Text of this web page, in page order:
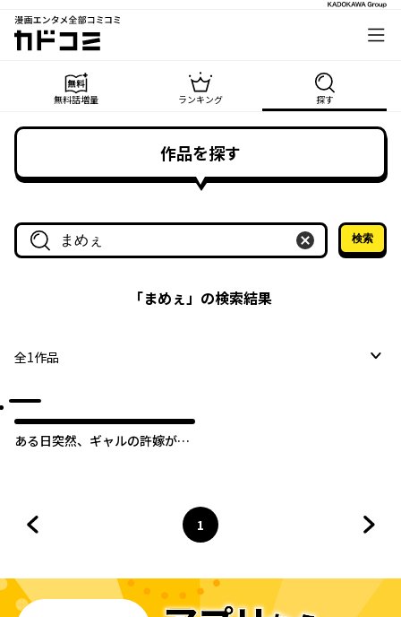
漫画エンタメ全部コミコミ
カドコミ
無料話増量 ランキング 探す
作品を探す
作品名・作家名で探す
検索
「まめぇ」の検索結果
全1作品
ある日突然、ギャルの許嫁がで
ページ
1
へ